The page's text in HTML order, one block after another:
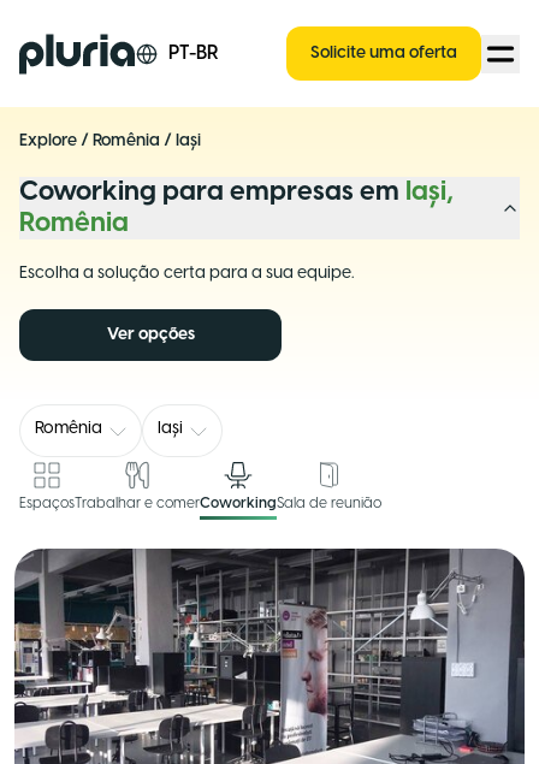
Logo Pluria PT-BR Solicite uma oferta
Explore / Romênia / Iași
Coworking para empresas em Iași,
Romênia
Escolha a solução certa para a sua equipe.
Ver opções
Romênia Iași
EspaçosTrabalhar e comerCoworkingSala de reunião